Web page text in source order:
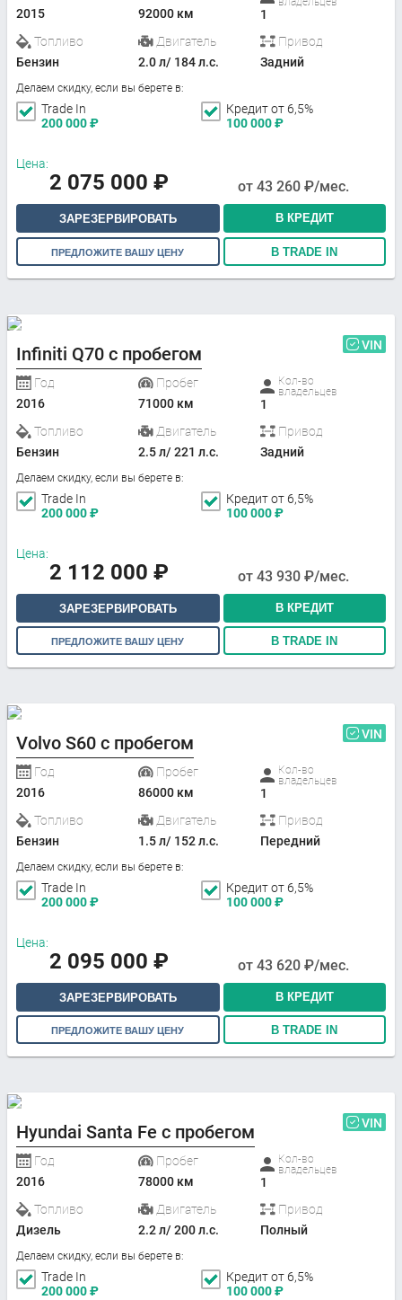
2015
92000 км
1
Топливо
Бензин
Двигатель
2.0 л/ 184 л.с.
Привод
Задний
Делаем скидку, если вы берете в:
Trade In
200 000₽
Кредит от 6,5%
100 000₽
Цена:
2 075 000 ₽ от 43 260 ₽/мес.
ЗАРЕЗЕРВИРОВАТЬ В КРЕДИТ
ПРЕДЛОЖИТЕ ВАШУ ЦЕНУ В TRADE IN
Infiniti Q70 с пробегом VIN
Год
2016
Пробег
71000 км
Кол-во
владельцев
1
Топливо
Бензин
Двигатель
2.5 л/ 221 л.с.
Привод
Задний
Делаем скидку, если вы берете в:
Trade In
200 000₽
Кредит от 6,5%
100 000₽
Цена:
2 112 000 ₽ от 43 930 ₽/мес.
ЗАРЕЗЕРВИРОВАТЬ В КРЕДИТ
ПРЕДЛОЖИТЕ ВАШУ ЦЕНУ В TRADE IN
Volvo S60 с пробегом VIN
Год
2016
Пробег
86000 км
Кол-во
владельцев
1
Топливо
Бензин
Двигатель
1.5 л/ 152 л.с.
Привод
Передний
Делаем скидку, если вы берете в:
Trade In
200 000₽
Кредит от 6,5%
100 000₽
Цена:
2 095 000 ₽ от 43 620 ₽/мес.
ЗАРЕЗЕРВИРОВАТЬ В КРЕДИТ
ПРЕДЛОЖИТЕ ВАШУ ЦЕНУ В TRADE IN
Hyundai Santa Fe с пробегом VIN
Год
2016
Пробег
78000 км
Кол-во
владельцев
1
Топливо
Дизель
Двигатель
2.2 л/ 200 л.с.
Привод
Полный
Делаем скидку, если вы берете в:
Trade In
200 000₽
Кредит от 6,5%
100 000₽